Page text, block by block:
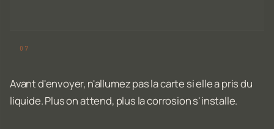
Avant d'envoyer, n'allumez pas la carte si elle a pris du
liquide. Plus on attend, plus la corrosion s'installe.